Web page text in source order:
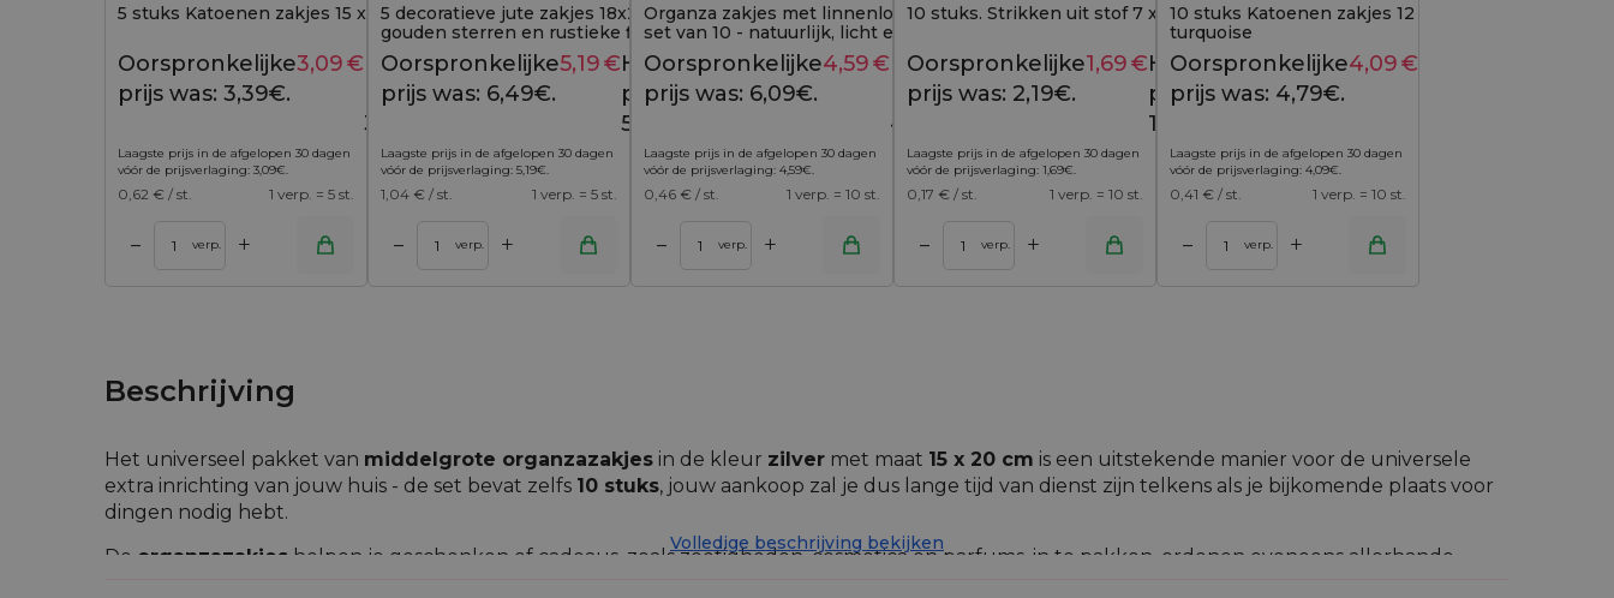
5 stuks Katoenen zakjes 15 x 20 cm - rood
3,39 €
Oorspronkelijke
prijs was: 3,39€.
3,09€ Huidige
prijs is:
3,09€.
Laagste prijs in de afgelopen 30 dagen
vóór de prijsverlaging: 3,09€.
0,62 € / st. 1 verp. = 5 st.
– verp. +
5 decoratieve jute zakjes 18x24 cm - met
gouden sterren en rustieke flair
6,49 €
Oorspronkelijke
prijs was: 6,49€.
5,19€Huidige
prijs is:
5,19€.
Laagste prijs in de afgelopen 30 dagen
vóór de prijsverlaging: 5,19€.
1,04 € / st. 1 verp. = 5 st.
– verp. +
Organza zakjes met linnenlook - 10x13 cm,
set van 10 - natuurlijk, licht en elegant
verpakt
6,09 €
Oorspronkelijke
prijs was: 6,09€.
4,59€ Huidige
prijs is:
4,59€.
Laagste prijs in de afgelopen 30 dagen
vóór de prijsverlaging: 4,59€.
0,46 € / st. 1 verp. = 10 st.
– verp. +
Toevoegen aan winkelwagen
10 stuks. Strikken uit stof 7 x 3 cm - rood
2,19 €
Oorspronkelijke
prijs was: 2,19€.
1,69€Huidige
prijs is:
1,69€.
Laagste prijs in de afgelopen 30 dagen
vóór de prijsverlaging: 1,69€.
0,17 € / st. 1 verp. = 10 st.
– verp. +
Toevoegen aan winkelwagen
10 stuks Katoenen zakjes 12 x 15 cm -
turquoise
Oorspronkelijke
prijs was: 4,79€.
4,09€
Laagste prijs in de afgelopen 30 dagen
vóór de prijsverlaging: 4,09€.
0,41 € / st. 1 verp. = 10 st.
– verp. +
Toevoegen aan winkelwagen
Beschrijving
Het universeel pakket van middelgrote organzazakjes in de kleur zilver met maat 15 x 20 cm is een uitstekende manier voor de universele
extra inrichting van jouw huis - de set bevat zelfs 10 stuks, jouw aankoop zal je dus lange tijd van dienst zijn telkens als je bijkomende plaats voor
dingen nodig hebt.
De organzazakjes helpen je geschenken of cadeaus, zoals zoetigheden, cosmetica en parfums, in te pakken, ordenen eveneens allerhande
Volledige beschrijving bekijken